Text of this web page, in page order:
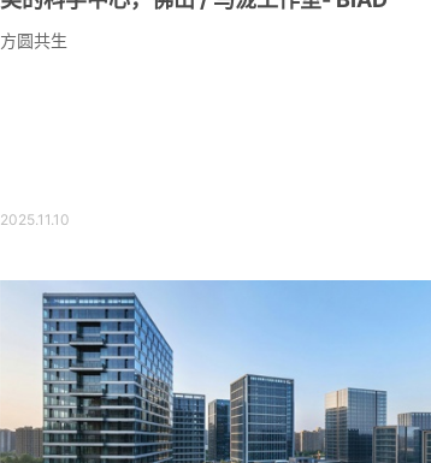
方圆共生
2025.11.10